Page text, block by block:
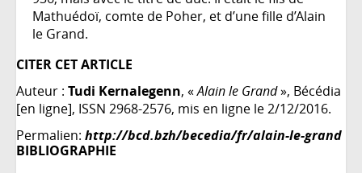
Mathuédoï, comte de Poher, et d’une fille d’Alain
le Grand.
CITER CET ARTICLE
Auteur : Tudi Kernalegenn, «Alain le Grand», Bécédia
[en ligne], ISSN 2968-2576, mis en ligne le 2/12/2016.
Permalien: http://bcd.bzh/becedia/fr/alain-le-grand
BIBLIOGRAPHIE